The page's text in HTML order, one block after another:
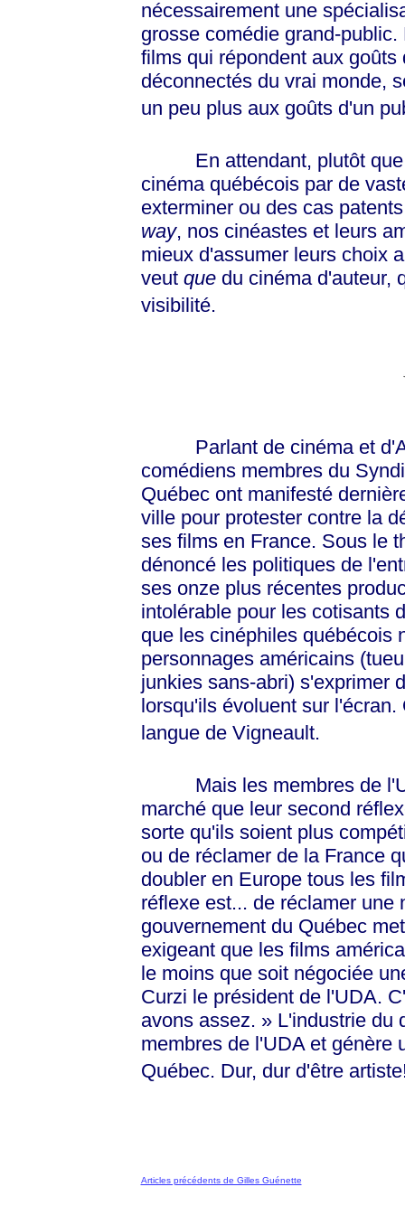
nécessairement une
grosse comédie grand-
films qui répondent aux
déconnectés du vrai monde,
un peu plus aux goûts d'un
En attendant, plutôt que
cinéma québécois par de
exterminer ou des cas
way, nos cinéastes et leurs
mieux d'assumer leurs choix
veut quedu cinéma d'auteur,
visibilité.
Parlant de cinéma et
comédiens membres du
Québec ont manifesté
ville pour protester contre la
ses films en France. Sous le
dénoncé les politiques de
ses onze plus récentes
intolérable pour les cotisants
que les cinéphiles québécois
personnages américains
junkies sans-abri) s'exprimer
lorsqu'ils évoluent sur
langue de Vigneault.
Mais les membres de
marché que leur second
sorte qu'ils soient plus
ou de réclamer de la France
doubler en Europe tous les
réflexe est... de réclamer une
gouvernement du Québec
exigeant que les films
le moins que soit négociée
Curzi le président de l'UDA.
avons assez. »L'industrie du
membres de l'UDA et génère
Québec. Dur, dur d'être
Articles précédents de Gilles Guénette